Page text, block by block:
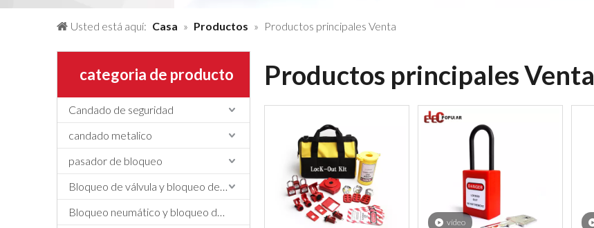
Usted está aquí: Casa » Productos » Productos principales Venta
categoria de producto
Candado de seguridad
candado metalico
pasador de bloqueo
Bloqueo de válvula y bloqueo de manguera
Bloqueo neumático y bloqueo de cilindros
Productos principales Venta
vídeo